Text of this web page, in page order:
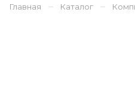
Главная – Каталог –